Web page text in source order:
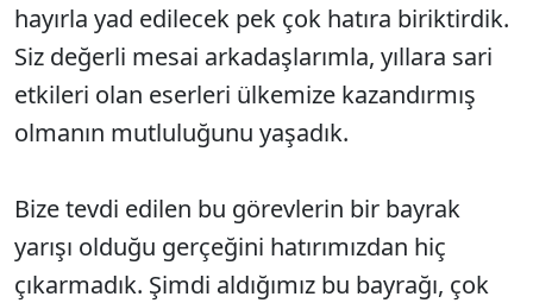
hayırla yad edilecek pek çok hatıra biriktirdik.
Siz değerli mesai arkadaşlarımla, yıllara sari
etkileri olan eserleri ülkemize kazandırmış
olmanın mutluluğunu yaşadık.
Bize tevdi edilen bu görevlerin bir bayrak
yarışı olduğu gerçeğini hatırımızdan hiç
çıkarmadık. Şimdi aldığımız bu bayrağı, çok